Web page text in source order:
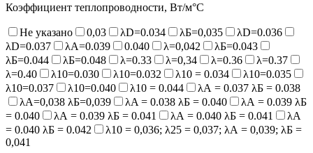
Коэффициент теплопроводности, Вт/м°С
Не указано 0,03 λD=0.034 λБ=0,035
λD=0.036
λD=0.037
λA=0.039 0.040 λ=0,042
λБ=0.043
λБ=0.044
λБ=0.048 λ=0.33 λ=0,34 λ=0.36
λ=0.37
λ=0.40
λ10=0.030 λ10=0.032 λ10 = 0.034
λ10=0.035
λ10=0.037
λ10=0.040 λ10 = 0.044
λА = 0.037 λБ = 0.038
λА=0,038 λБ=0,039
λA = 0.038 λБ = 0.040
λА = 0.039 λБ
= 0.040
λА = 0.039 λБ = 0.041 λА = 0.040 λБ = 0.041
λА
= 0.040 λБ = 0.042
λ10 = 0,036; λ25 = 0,037; λА = 0,039; λБ =
0,041